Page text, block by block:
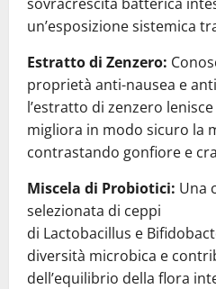
un’esposizione sistemica
Estratto di Zenzero:
proprietà anti-nausea e
l’estratto di zenzero
migliora in modo sicuro la
contrastando gonfiore e
Miscela di Probiotici: Una
selezionata di ceppi
di Lactobacillus e
diversità microbica e
dell’equilibrio della flora